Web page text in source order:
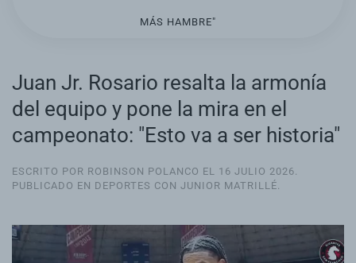
MÁS HAMBRE"
Juan Jr. Rosario resalta la armonía
del equipo y pone la mira en el
campeonato: "Esto va a ser historia"
ESCRITO POR ROBINSON POLANCO EL 16 JULIO 2026
PUBLICADO EN DEPORTES CON JUNIOR MATRILLÉ